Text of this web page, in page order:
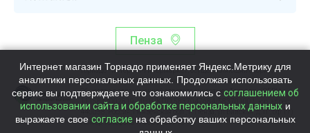
Пенза
Торнадо - интернет-гипермаркет, осуществляющий сборку,
выдачу и доставку готовых наборов продуктов питания.
Общество с ограниченной ответственностью «Торнадо» (ОГРН
1115837002819, ИНН/КПП 5837047684/583701001, юр. адрес:
440058, Россия, Пензенская обл., г. Пенза, ул.Бийская, д.1Г, оф.17)
Номер телефона +78003339713
Интернет магазин Торнадо применяет Яндекс.Метрику для
аналитики персональных данных. Продолжая использовать
сервис вы подтверждаете что ознакомились с соглашением об
использовании сайта и обработке персональных данныхи
выражаете свое согласие на обработку ваших персональных